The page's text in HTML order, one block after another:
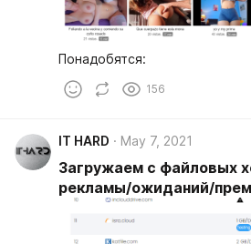
Понадобятся:
156
IT HARD May 7, 2021
Загружаем с файловых
рекламы/ожиданий/